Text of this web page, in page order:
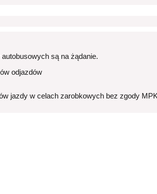
są na żądanie.
odjazdów
jazdy w celach zarobkowych bez zgody